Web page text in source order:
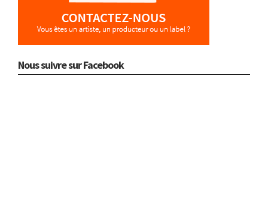
Nous suivre sur Facebook